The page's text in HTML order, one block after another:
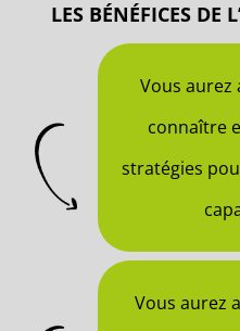
LES BÉNÉFICES DE
Vous aurez
connaître
stratégies
Vous aurez